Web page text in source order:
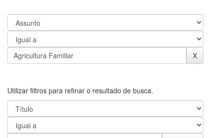
Utilizar filtros para refinar o resultado de busca.